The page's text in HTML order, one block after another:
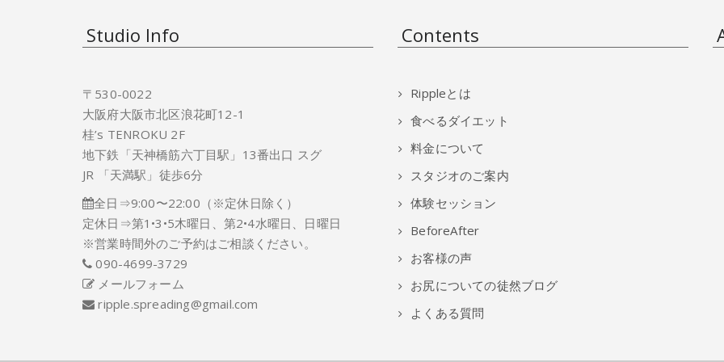
Studio Info
〒530-0022
大阪府大阪市北区浪花町12-1
桂’s TENROKU 2F
地下鉄「天神橋筋六丁目駅」13番出口 スグ
JR 「天満駅」徒歩6分
全日⇒9:00〜22:00（※定休日除く）
定休日⇒第1•3•5木曜日、第2•4水曜日、日曜日
※営業時間外のご予約はご相談ください。
090-4699-3729
メールフォーム
ripple.spreading@gmail.com
Contents
Rippleとは
食べるダイエット
料金について
スタジオのご案内
体験セッション
BeforeAfter
お客様の声
お尻についての徒然ブログ
よくある質問